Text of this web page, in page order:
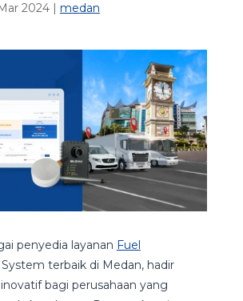
2024| medan
penyedia layanan Fuel
terbaik di Medan, hadir
bagi perusahaan yang